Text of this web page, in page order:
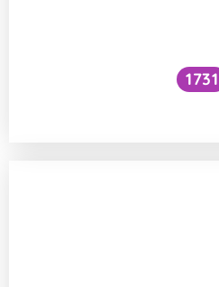
1731